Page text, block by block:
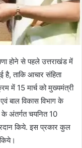
होने से पहले उत्तराखंड में
है, ताकि आचार संहिता
में 15 मार्च को मुख्यमंत्री
बाल विकास विभाग के
के अंतर्गत चयनित 10
किये. इस प्रकार कुल